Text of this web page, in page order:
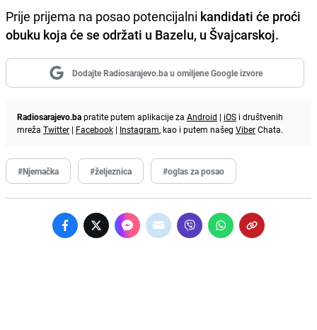
Prije prijema na posao potencijalni kandidati će proći
obuku koja će se održati u Bazelu, u Švajcarskoj.
Dodajte Radiosarajevo.ba u omiljene Google izvore
Radiosarajevo.bapratite putem aplikacije za Android | iOS i društvenih
mreža Twitter | Facebook | Instagram, kao i putem našeg ViberChata.
#Njemačka #željeznica #oglas za posao